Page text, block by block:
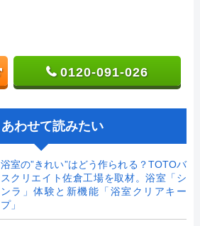
0120-091-026
あわせて読みたい
浴室の”きれい”はどう作られる？TOTOバ
スクリエイト佐倉工場を取材。浴室「シ
ンラ」体験と新機能「浴室クリアキー
プ」